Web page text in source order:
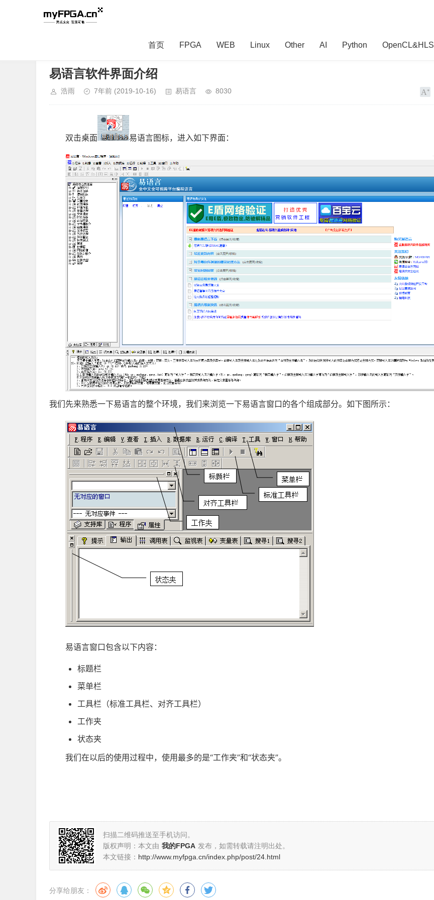
首页 FPGA WEB Linux Other AI Python OpenCL&HLS
易语言> 正文内容
易语言软件界面介绍
浩雨 7年前 (2019-10-16) 易语言 8030
双击桌面 易语言图标，进入如下界面：
我们先来熟悉一下易语言的整个环境，我们来浏览一下易语言窗口的各个组成部分。如下图所示：
易语言窗口包含以下内容：
标题栏
菜单栏
工具栏（标准工具栏、对齐工具栏）
工作夹
状态夹
我们在以后的使用过程中，使用最多的是“工作夹”和“状态夹”。
扫描二维码推送至手机访问。
版权声明：本文由 我的FPGA 发布，如需转载请注明出处。
本文链接： http://www.myfpga.cn/index.php/post/24.html
分享给朋友：